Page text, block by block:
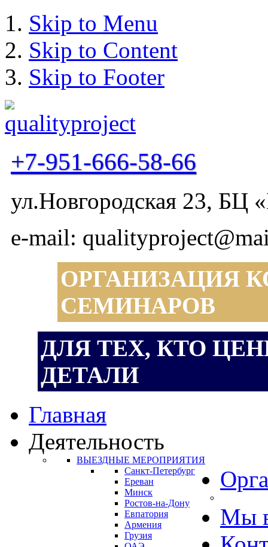
Skip to Menu
Skip to Content
Skip to Footer
+7-951-666-58-66
ул.Новгородская 23, БЦ
e-mail:
ОРГАНИЗАЦИЯ
СЕМИНАРОВ
ДЛЯ ТЕХ, КТО
ДЕТАЛИ
Главная
Деятельность
ВЫЕЗДНЫЕ МЕРОПРИЯТИЯ
Санкт-Петербург
Ереван
Минск
Ростов-на-Дону
Евпатория
Армения
Грузия
Мы